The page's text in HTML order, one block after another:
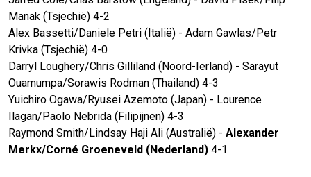
Manak (Tsjechië) 4-2
Alex Bassetti/Daniele Petri (Italië) - Adam Gawlas/Petr
Krivka (Tsjechië) 4-0
Darryl Loughery/Chris Gilliland (Noord-Ierland) - Sarayut
Ouamumpa/Sorawis Rodman (Thailand) 4-3
Yuichiro Ogawa/Ryusei Azemoto (Japan) - Lourence
Ilagan/Paolo Nebrida (Filipijnen) 4-3
Raymond Smith/Lindsay Haji Ali (Australië) - Alexander
Merkx/Corné Groeneveld (Nederland) 4-1